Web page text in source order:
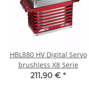
HBL880 HV Digital Servo
brushless X8 Serie
211,90 € *